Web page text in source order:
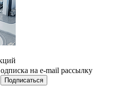
на e-mail рассылку